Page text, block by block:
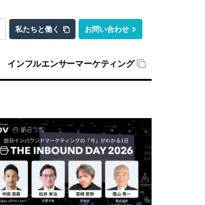
私たちと働く お問い合わせ
インフルエンサーマーケティング